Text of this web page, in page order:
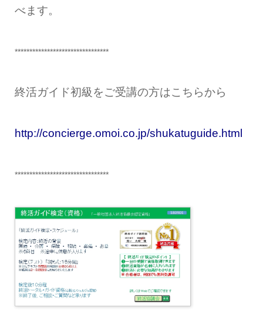
べます。
********************************
終活ガイド初級をご受講の方はこちらから
http://concierge.omoi.co.jp/shukatuguide.html
********************************